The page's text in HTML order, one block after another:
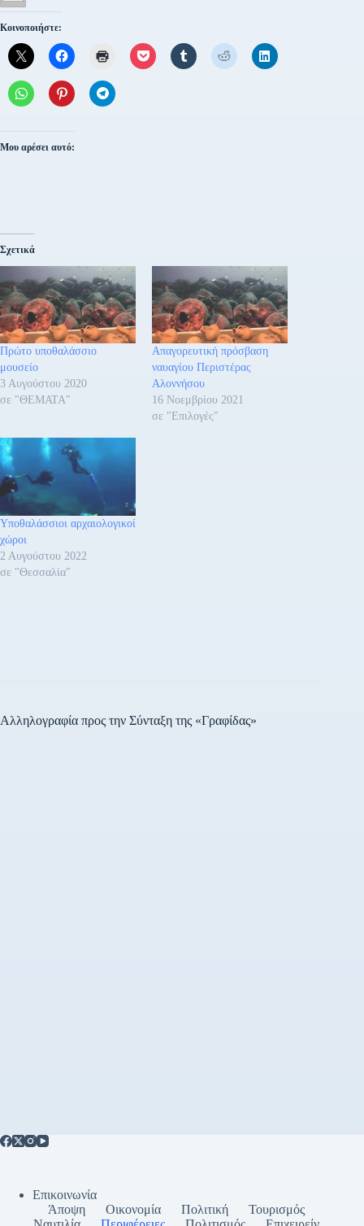
Κοινοποιήστε:
Μου αρέσει αυτό:
Σχετικά
Πρώτο υποθαλάσσιο
μουσείο
3 Αυγούστου 2020
σε "ΘΕΜΑΤΑ"
Απαγορευτική πρόσβαση
ναυαγίου Περιστέρας
Αλοννήσου
16 Νοεμβρίου 2021
σε "Επιλογές"
Υποθαλάσσιοι αρχαιολογικοί
χώροι
2 Αυγούστου 2022
σε "Θεσσαλία"
Αλληλογραφία προς την Σύνταξη της «Γραφίδας»
Επικοινωνία
Άποψη
Οικονομία Πολιτική
Τουρισμός